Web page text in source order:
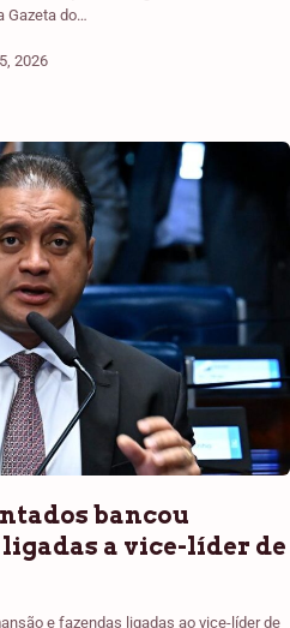
Gazeta do…
2026
bancou
a vice-líder de
e fazendas ligadas ao vice-líder de